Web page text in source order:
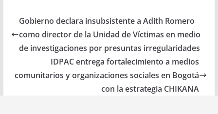
Gobierno declara insubsistente a Adith Romero
como director de la Unidad de Víctimas en medio
de investigaciones por presuntas irregularidades
IDPAC entrega fortalecimiento a medios
comunitarios y organizaciones sociales en Bogotá
con la estrategia CHIKANA